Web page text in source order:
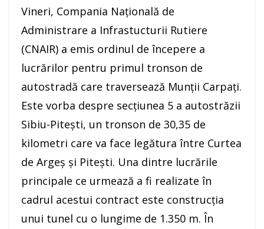
Vineri, Compania Națională de
Administrare a Infrastucturii Rutiere
(CNAIR) a emis ordinul de începere a
lucrărilor pentru primul tronson de
autostradă care traversează Munții Carpați.
Este vorba despre secțiunea 5 a autostrăzii
Sibiu-Pitești, un tronson de 30,35 de
kilometri care va face legătura între Curtea
de Argeș și Pitești. Una dintre lucrările
principale ce urmează a fi realizate în
cadrul acestui contract este construcția
unui tunel cu o lungime de 1.350 m. În